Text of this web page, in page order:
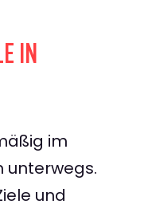
IN
im
unterwegs.
und